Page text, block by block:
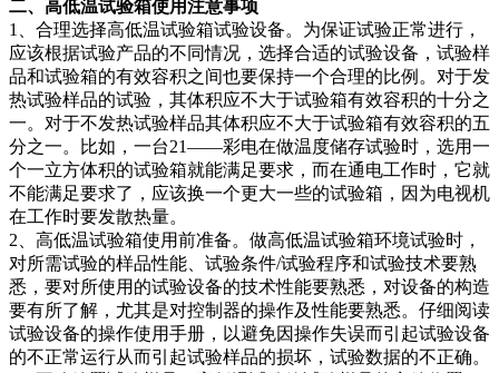
二、高低温试验箱使用注意事项
1、合理选择高低温试验箱试验设备。为保证试验正常进行，
应该根据试验产品的不同情况，选择合适的试验设备，试验样
品和试验箱的有效容积之间也要保持一个合理的比例。对于发
热试验样品的试验，其体积应不大于试验箱有效容积的十分之
一。对于不发热试验样品其体积应不大于试验箱有效容积的五
分之一。比如，一台21——彩电在做温度储存试验时，选用一
个一立方体积的试验箱就能满足要求，而在通电工作时，它就
不能满足要求了，应该换一个更大一些的试验箱，因为电视机
在工作时要发散热量。
2、高低温试验箱使用前准备。做高低温试验箱环境试验时，
对所需试验的样品性能、试验条件/试验程序和试验技术要熟
悉，要对所使用的试验设备的技术性能要熟悉，对设备的构造
要有所了解，尤其是对控制器的操作及性能要熟悉。仔细阅读
试验设备的操作使用手册，以避免因操作失误而引起试验设备
的不正常运行从而引起试验样品的损坏，试验数据的不正确。